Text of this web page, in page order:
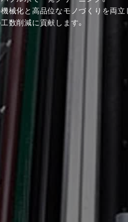
械化と高品位なモノづくりを両立
数削減に貢献します。